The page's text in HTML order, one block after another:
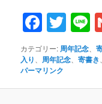
カテゴリー: 周年記念 、
入り
周年記念 、寄書き
パーマリンク